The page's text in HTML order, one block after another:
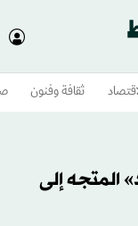
ثقافة وفنون
المتجه إلى